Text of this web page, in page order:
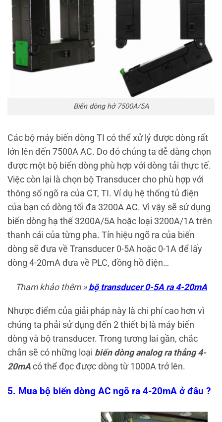
Biến dòng hở 7500A/5A
Các bộ máy biến dòng TI có thể xử lý được dòng rất
lớn lên đến 7500A AC. Do đó chúng ta dễ dàng chọn
được một bộ biến dòng phù hợp với dòng tải thực tế.
Việc còn lại là chọn bộ Transducer cho phù hợp với
thông số ngõ ra của CT, TI. Ví dụ hệ thống tủ điện
của bạn có dòng tối đa 3200A AC. Vì vậy sẽ sử dụng
biến dòng hạ thế 3200A/5A hoặc loại 3200A/1A trên
thanh cái của từng pha. Tín hiệu ngõ ra của biến
dòng sẽ đưa về Transducer 0-5A hoặc 0-1A để lấy
dòng 4-20mA đưa về PLC, đồng hồ điện…
Tham khảo thêm » bộ transducer 0-5A ra 4-20mA
Nhược điểm của giải pháp này là chi phí cao hơn vì
chúng ta phải sử dụng đến 2 thiết bị là máy biến
dòng và bộ transducer. Trong tương lai gần, chắc
chắn sẽ có những loại biến dòng analog ra thẳng 4-
20mA có thể đọc được dòng từ 1000A trở lên.
5. Mua bộ biến dòng AC ngõ ra 4-20mA ở đâu ?